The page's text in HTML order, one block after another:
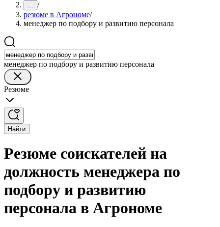
... /
резюме в Агрономе/
менеджер по подбору и развитию персонала
менеджер по подбору и развитию персонала
Резюме
Найти
Резюме соискателей на
должность менеджера по
подбору и развитию
персонала в Агрономе